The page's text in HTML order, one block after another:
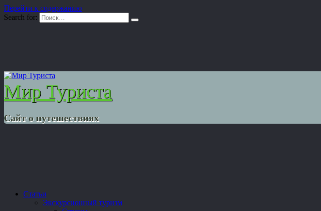
Перейти к содержанию
Search for:
Мир Туриста
Сайт о путешествиях
Статьи
Экскурсионный туризм